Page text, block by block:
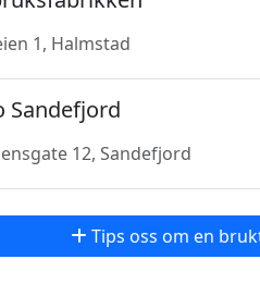
1, Halmstad
Sandefjord
12, Sandefjord
Tips oss om en